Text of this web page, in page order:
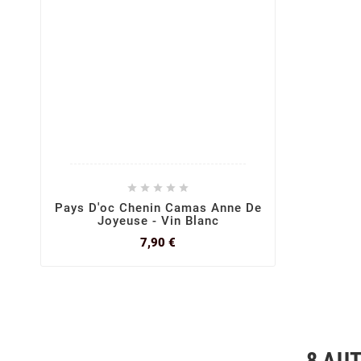
    
Pays D'oc Chenin Camas Anne De
Joyeuse - Vin Blanc
7,90 €